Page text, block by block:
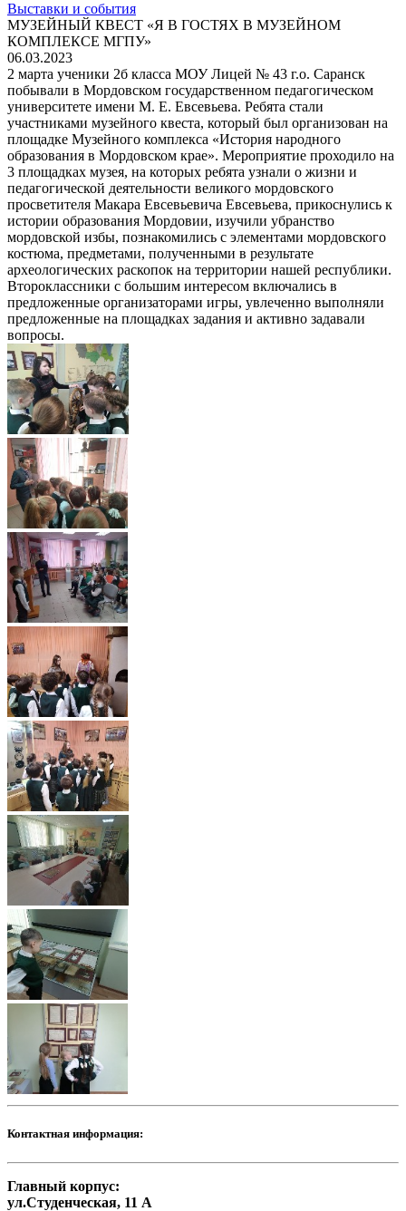
Выставки и события
МУЗЕЙНЫЙ КВЕСТ «Я В ГОСТЯХ В МУЗЕЙНОМ
КОМПЛЕКСЕ МГПУ»
06.03.2023
2 марта ученики 2б класса МОУ Лицей № 43 г.о. Саранск
побывали в Мордовском государственном педагогическом
университете имени М. Е. Евсевьева. Ребята стали
участниками музейного квеста, который был организован на
площадке Музейного комплекса «История народного
образования в Мордовском крае». Мероприятие проходило на
3 площадках музея, на которых ребята узнали о жизни и
педагогической деятельности великого мордовского
просветителя Макара Евсевьевича Евсевьева, прикоснулись к
истории образования Мордовии, изучили убранство
мордовской избы, познакомились с элементами мордовского
костюма, предметами, полученными в результате
археологических раскопок на территории нашей республики.
Второклассники с большим интересом включались в
предложенные организаторами игры, увлеченно выполняли
предложенные на площадках задания и активно задавали
вопросы.
Контактная информация:
Главный корпус:
ул.Студенческая, 11 А